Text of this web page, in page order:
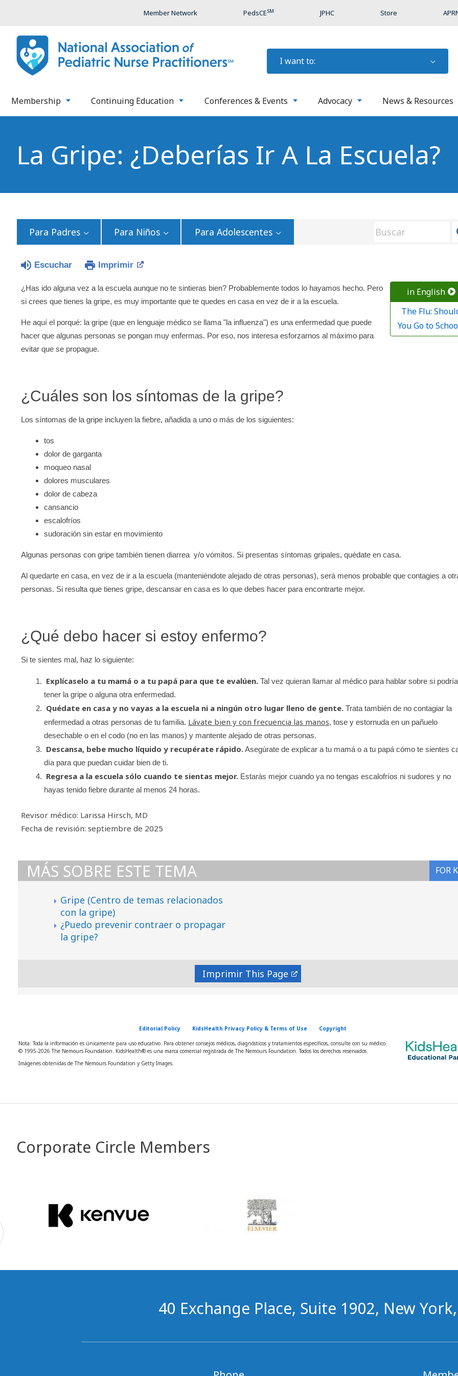
Member Network PedsCESM JPHC Store
I want to:
Membership Continuing Education Conferences & Events Advocacy News & Resources
La Gripe: ¿Deberías Ir A La Escuela?
Para Padres Para Niños Para Adolescentes
Escuchar Imprimir
in English
The Flu:
You Go to
¿Has ido alguna vez a la escuela aunque no te sintieras bien? Probablemente todos lo hayamos hecho. Pero
si crees que tienes la gripe, es muy importante que te quedes en casa en vez de ir a la escuela.
He aquí el porqué: la gripe (que en lenguaje médico se llama "la influenza") es una enfermedad que puede
hacer que algunas personas se pongan muy enfermas. Por eso, nos interesa esforzarnos al máximo para
evitar que se propague.
¿Cuáles son los síntomas de la gripe?
Los síntomas de la gripe incluyen la fiebre, añadida a uno o más de los siguientes:
tos
dolor de garganta
moqueo nasal
dolores musculares
dolor de cabeza
cansancio
escalofríos
sudoración sin estar en movimiento
Algunas personas con gripe también tienen diarrea y/o vómitos. Si presentas síntomas gripales, quédate en casa.
Al quedarte en casa, en vez de ir a la escuela (manteniéndote alejado de otras personas), será menos probable que contagies a
personas. Si resulta que tienes gripe, descansar en casa es lo que debes hacer para encontrarte mejor.
¿Qué debo hacer si estoy enfermo?
Si te sientes mal, haz lo siguiente:
Explícaselo a tu mamá o a tu papá para que te evalúen. Tal vez quieran llamar al médico para hablar sobre si
tener la gripe o alguna otra enfermedad.
Quédate en casa y no vayas a la escuela ni a ningún otro lugar lleno de gente. Trata también de no contagiar la
enfermedad a otras personas de tu familia. Lávate bien y con frecuencia las manos, tose y estornuda en un pañuelo
desechable o en el codo (no en las manos) y mantente alejado de otras personas.
Descansa, bebe mucho líquido y recupérate rápido.Asegúrate de explicar a tu mamá o a tu papá cómo te sientes
día para que puedan cuidar bien de ti.
Regresa a la escuela sólo cuando te sientas mejor. Estarás mejor cuando ya no tengas escalofríos ni sudores y no
hayas tenido fiebre durante al menos 24 horas.
Revisor médico: Larissa Hirsch, MD
Fecha de revisión: septiembre de 2025
FOR
MÁS SOBRE ESTE TEMA
Gripe (Centro de temas relacionados
con la gripe)
¿Puedo prevenir contraer o propagar
la gripe?
Imprimir
Editorial Policy KidsHealth Privacy Policy & Terms of Use Copyright
Nota: Toda la información es únicamente para uso educativo. Para obtener consejos médicos, diagnósticos y tratamientos específicos, consulte con su médico.
© 1995-2026 The Nemours Foundation. KidsHealth® es una marca comercial registrada de The Nemours Foundation. Todos los derechos reservados.
Imágenes obtenidas de The Nemours Foundation y Getty Images.
Corporate Circle Members
40 Exchange Place, Suite 1902, New